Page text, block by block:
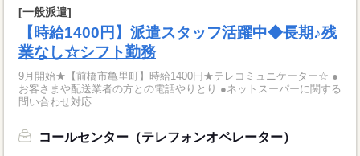
[一般派遣]
【時給1400円】派遣スタッフ活躍中◆長期♪残
業なし☆シフト勤務
9月開始★【前橋市亀里町】時給1400円★テレコミュニケーター☆ ●
お客さまや配送業者の方との電話やりとり ●ネットスーパーに関する
問い合わせ対応 ...
コールセンター（テレフォンオペレーター）